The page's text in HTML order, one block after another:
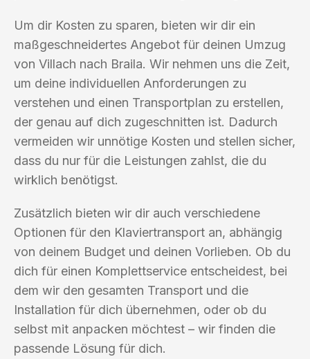
Um dir Kosten zu sparen, bieten wir dir ein
maßgeschneidertes Angebot für deinen Umzug
von Villach nach Braila. Wir nehmen uns die Zeit,
um deine individuellen Anforderungen zu
verstehen und einen Transportplan zu erstellen,
der genau auf dich zugeschnitten ist. Dadurch
vermeiden wir unnötige Kosten und stellen sicher,
dass du nur für die Leistungen zahlst, die du
wirklich benötigst.
Zusätzlich bieten wir dir auch verschiedene
Optionen für den Klaviertransport an, abhängig
von deinem Budget und deinen Vorlieben. Ob du
dich für einen Komplettservice entscheidest, bei
dem wir den gesamten Transport und die
Installation für dich übernehmen, oder ob du
selbst mit anpacken möchtest – wir finden die
passende Lösung für dich.